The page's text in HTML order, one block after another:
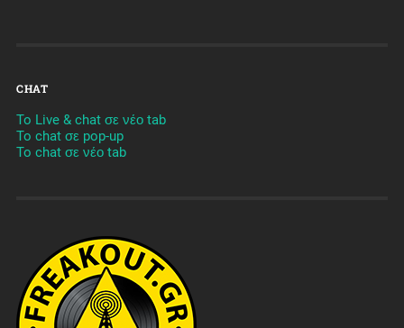
CHAT
To Live & chat σε νέο tab
To chat σε pop-up
To chat σε νέο tab